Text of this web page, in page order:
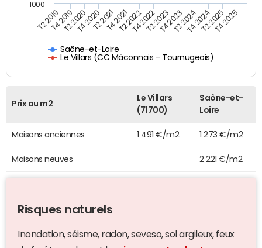
Saône-et-Loire
Le Villars (CC Mâconnais - Tournugeois)
T2 2019T4 2019T2 2020T4 2020T2 2021T4 2021T2 2022T4 2022T2 2023T4 2023T2 2024T4 2024T2 2025T4 2025
1000
Prix au m2
Le Villars
(71700)
Saône-et-
Loire
Maisons anciennes 1 491 €/m2 1 273 €/m2
Maisons neuves 2 221 €/m2
Risques naturels
Inondation, séisme, radon, seveso, sol argileux, feux